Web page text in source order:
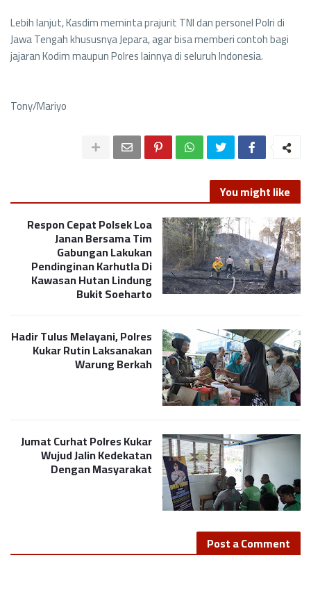
Lebih lanjut, Kasdim meminta prajurit TNI dan personel Polri di
Jawa Tengah khususnya Jepara, agar bisa memberi contoh bagi
jajaran Kodim maupun Polres lainnya di seluruh Indonesia.
Tony/Mariyo
You might like
Respon Cepat Polsek Loa
Janan Bersama Tim
Gabungan Lakukan
Pendinginan Karhutla Di
Kawasan Hutan Lindung
Bukit Soeharto
Hadir Tulus Melayani, Polres
Kukar Rutin Laksanakan
Warung Berkah
Jumat Curhat Polres Kukar
Wujud Jalin Kedekatan
Dengan Masyarakat
Post a Comment